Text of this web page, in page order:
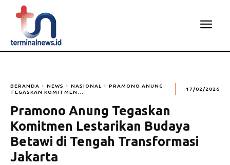
BERANDA NEWS NASIONAL
PRAMONO ANUNG
TEGASKAN KOMITMEN...
17/02/2026
Pramono Anung Tegaskan
Komitmen Lestarikan Budaya
Betawi di Tengah Transformasi
Jakarta